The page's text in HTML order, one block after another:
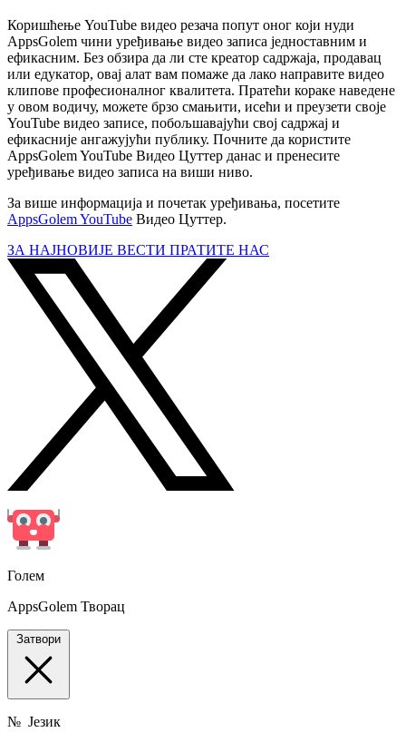
Коришћење YouTube видео резача попут оног који нуди
AppsGolem чини уређивање видео записа једноставним и
ефикасним. Без обзира да ли сте креатор садржаја, продавац
или едукатор, овај алат вам помаже да лако направите видео
клипове професионалног квалитета. Пратећи кораке наведене
у овом водичу, можете брзо смањити, исећи и преузети своје
YouTube видео записе, побољшавајући свој садржај и
ефикасније ангажујући публику. Почните да користите
AppsGolem YouTube Видео Цуттер данас и пренесите
уређивање видео записа на виши ниво.
За више информација и почетак уређивања, посетите
AppsGolem YouTube Видео Цуттер.
ЗА НАЈНОВИЈЕ ВЕСТИ ПРАТИТЕ НАС
Голем
AppsGolem Творац
Затвори
№ Језик